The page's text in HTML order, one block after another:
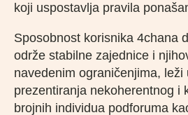
koji uspostavlja pravila
Sposobnost korisnika 4chana
održe stabilne zajednice i
navedenim ograničenjima, leži
prezentiranja nekoherentnog i
brojnih individua podforuma